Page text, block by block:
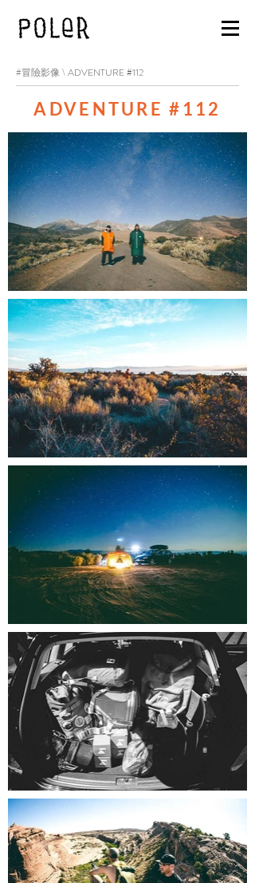
ADVENTURE #112
#冒險影像 \
ADVENTURE #112